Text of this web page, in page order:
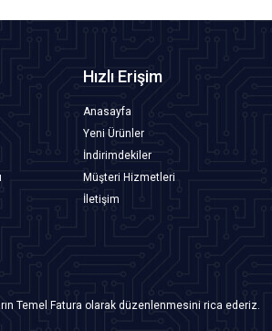
Hızlı Erişim
Anasayfa
Yeni Ürünler
İndirimdekiler
Müşteri Hizmetleri
İletişim
Temel Fatura olarak düzenlenmesini rica ederiz.